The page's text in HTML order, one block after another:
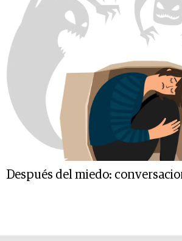
Después del miedo: